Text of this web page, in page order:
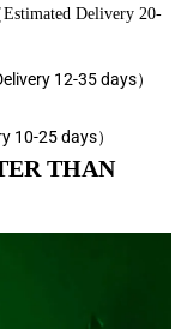
Delivery 20-
12-35 days）
10-25 days）
THAN